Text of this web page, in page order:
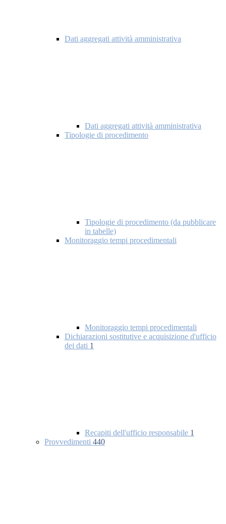
Dati aggregati attività amministrativa
Dati aggregati attività amministrativa
Tipologie di procedimento
Tipologie di procedimento (da pubblicare
in tabelle)
Monitoraggio tempi procedimentali
Monitoraggio tempi procedimentali
Dichiarazioni sostitutive e acquisizione d'ufficio
dei dati 1
Recapiti dell'ufficio responsabile 1
Provvedimenti 440